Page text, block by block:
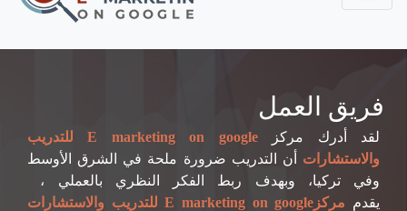
فريق العمل
لقد أدرك مركز
E marketing on google للتدريب
والاستشارات
أن التدريب ضرورة ملحة في الشرق الأوسط
وفي تركيا، وبهدف ربط الفكر النظري بالعملي ،
يقدم مركزE marketing on google للتدريب والاستشارات